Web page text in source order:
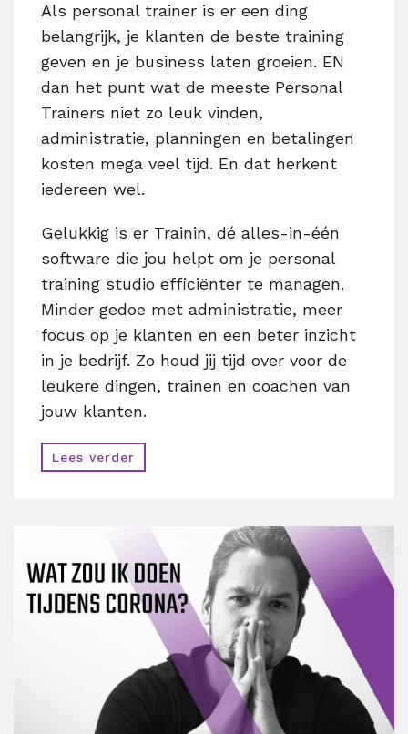
Als personal trainer is er een ding
belangrijk, je klanten de beste training
geven en je business laten groeien. EN
dan het punt wat de meeste Personal
Trainers niet zo leuk vinden,
administratie, planningen en betalingen
kosten mega veel tijd. En dat herkent
iedereen wel.
Gelukkig is er Trainin, dé alles-in-één
software die jou helpt om je personal
training studio efficiënter te managen.
Minder gedoe met administratie, meer
focus op je klanten en een beter inzicht
in je bedrijf. Zo houd jij tijd over voor de
leukere dingen, trainen en coachen van
jouw klanten.
Lees verder